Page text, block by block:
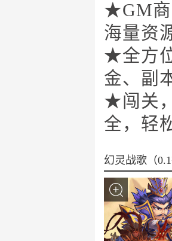
★GM商
海量资
★全方
金、副
★闯关
全，轻
幻灵战歌（